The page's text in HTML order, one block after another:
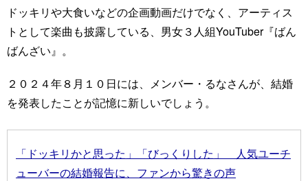
ドッキリや大食いなどの企画動画だけでなく、アーティス
トとして楽曲も披露している、男女３人組YouTuber『ばん
ばんざい』。
２０２４年８月１０日には、メンバー・るなさんが、結婚
を発表したことが記憶に新しいでしょう。
「ドッキリかと思った」「びっくりした」 人気ユーチ
ューバーの結婚報告に、ファンから驚きの声